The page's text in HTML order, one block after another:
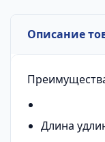
Описание
Длина